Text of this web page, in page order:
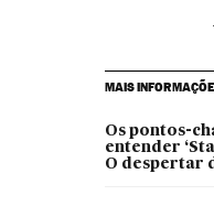
MAIS
Os pontos-
entender
O despertar